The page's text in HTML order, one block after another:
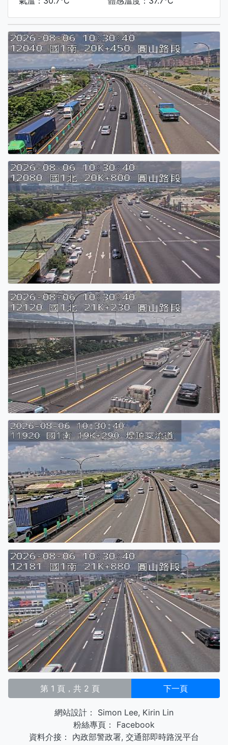
第 1 頁，共 2 頁 下一頁
網站設計： Simon Lee, Kirin Lin
粉絲專頁：
Facebook
資料介接：
內政部警政署, 交通部即時路況平台